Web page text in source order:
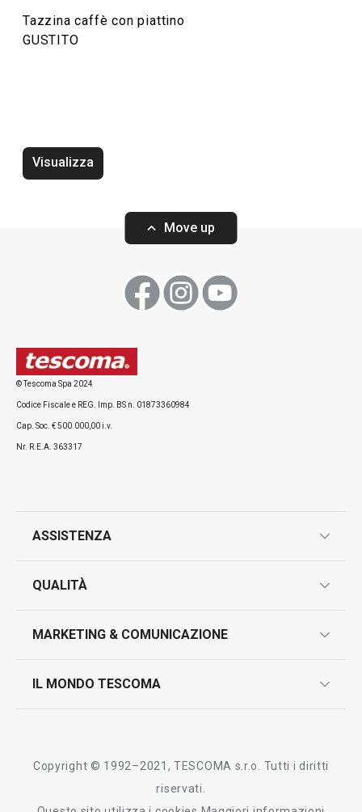
Tutti i prodotti della linea GUSTITO
Tazzina caffè con piattino
GUSTITO
Visualizza
Move up
© Tescoma Spa 2024
Codice Fiscale e REG. Imp. BS n. 01873360984
Cap. Soc. € 500.000,00 i.v.
Nr. R.E.A. 363317
ASSISTENZA
contatti
QUALITÀ
test sui prodotti
MARKETING & COMUNICAZIONE
IL MONDO TESCOMA
Copyright © 1992–2021, TESCOMA s.r.o. Tutti i diritti
riservati.